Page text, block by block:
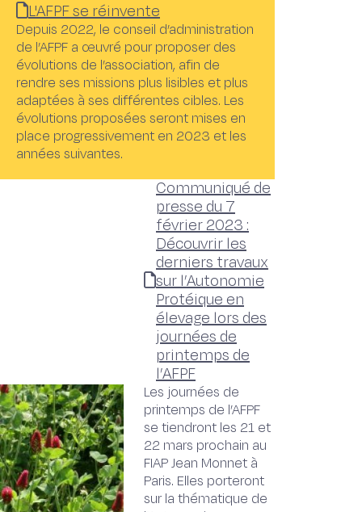
L'AFPF se réinvente
Depuis 2022, le conseil d’administration
de l’AFPF a œuvré pour proposer des
évolutions de l’association, afin de
rendre ses missions plus lisibles et plus
adaptées à ses différentes cibles. Les
évolutions proposées seront mises en
place progressivement en 2023 et les
années suivantes.
Communiqué de
presse du 7
février 2023 :
Découvrir les
derniers travaux
sur l’Autonomie
Protéique en
élevage lors des
journées de
printemps de
l’AFPF
Les journées de
printemps de l’AFPF
se tiendront les 21 et
22 mars prochain au
FIAP Jean Monnet à
Paris. Elles porteront
sur la thématique de